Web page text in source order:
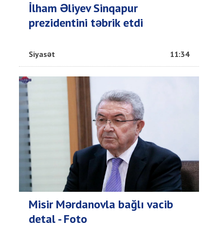
İlham Əliyev Sinqapur
prezidentini təbrik etdi
Siyasət 11:34
Misir Mərdanovla bağlı vacib
detal - Foto